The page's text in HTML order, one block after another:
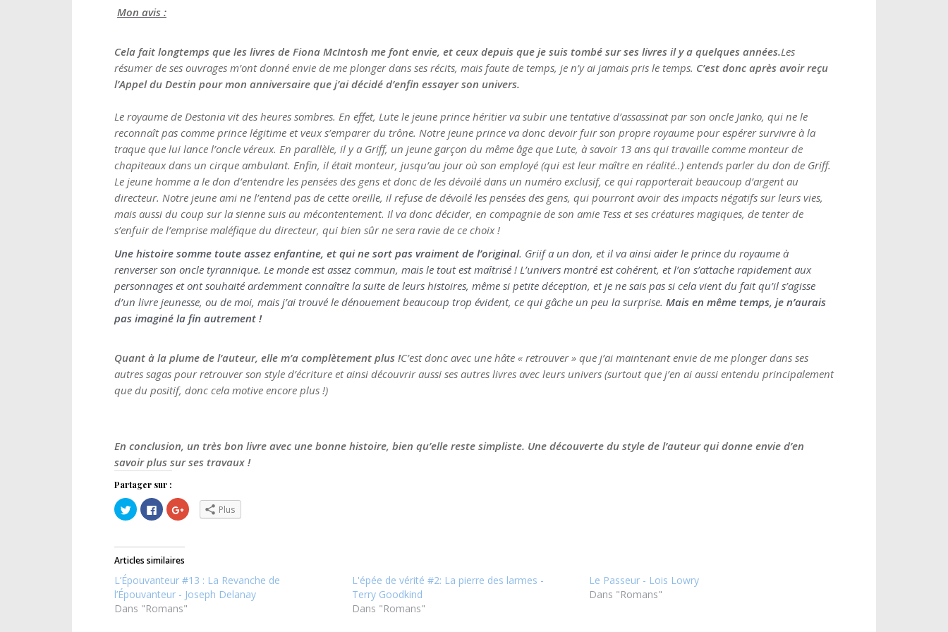
Mon avis :
Cela fait longtemps que les livres de Fiona McIntosh me font envie, et ceux depuis que je suis tombé sur ses livres il y a quelques années.Les
résumer de ses ouvrages m’ont donné envie de me plonger dans ses récits, mais faute de temps, je n’y ai jamais pris le temps. C’est donc après avoir reçu
l’Appel du Destin pour mon anniversaire que j’ai décidé d’enfin essayer son univers.
Le royaume de Destonia vit des heures sombres. En effet, Lute le jeune prince héritier va subir une tentative d’assassinat par son oncle Janko, qui ne le
reconnaît pas comme prince légitime et veux s’emparer du trône. Notre jeune prince va donc devoir fuir son propre royaume pour espérer survivre à la
traque que lui lance l’oncle véreux. En parallèle, il y a Griff, un jeune garçon du même âge que Lute, à savoir 13 ans qui travaille comme monteur de
chapiteaux dans un cirque ambulant. Enfin, il était monteur, jusqu’au jour où son employé (qui est leur maître en réalité..) entends parler du don de Griff.
Le jeune homme a le don d’entendre les pensées des gens et donc de les dévoilé dans un numéro exclusif, ce qui rapporterait beaucoup d’argent au
directeur. Notre jeune ami ne l’entend pas de cette oreille, il refuse de dévoilé les pensées des gens, qui pourront avoir des impacts négatifs sur leurs vies,
mais aussi du coup sur la sienne suis au mécontentement. Il va donc décider, en compagnie de son amie Tess et ses créatures magiques, de tenter de
s’enfuir de l’emprise maléfique du directeur, qui bien sûr ne sera ravie de ce choix !
Une histoire somme toute assez enfantine, et qui ne sort pas vraiment de l’original. Griif a un don, et il va ainsi aider le prince du royaume à
renverser son oncle tyrannique. Le monde est assez commun, mais le tout est maîtrisé ! L’univers montré est cohérent, et l’on s’attache rapidement aux
personnages et ont souhaité ardemment connaître la suite de leurs histoires, même si petite déception, et je ne sais pas si cela vient du fait qu’il s’agisse
d’un livre jeunesse, ou de moi, mais j’ai trouvé le dénouement beaucoup trop évident, ce qui gâche un peu la surprise. Mais en même temps, je n’aurais
pas imaginé la fin autrement !
Quant à la plume de l’auteur, elle m’a complètement plus !C’est donc avec une hâte « retrouver » que j’ai maintenant envie de me plonger dans ses
autres sagas pour retrouver son style d’écriture et ainsi découvrir aussi ses autres livres avec leurs univers (surtout que j’en ai aussi entendu principalement
que du positif, donc cela motive encore plus !)
En conclusion, un très bon livre avec une bonne histoire, bien qu’elle reste simpliste. Une découverte du style de l’auteur qui donne envie d’en
savoir plus sur ses travaux !
Partager sur :
C
l
e
z
p
u
r
p
a
C
l
e
z
p
o
u
r
p
a
C
l
e
o
u
r
p
a
Plus
Articles similaires
L’Épouvanteur #13 : La Revanche de
l’Épouvanteur - Joseph Delanay
Dans "Romans"
L'épée de vérité #2: La pierre des larmes -
Terry Goodkind
Dans "Romans"
Le Passeur - Lois Lowry
Dans "Romans"